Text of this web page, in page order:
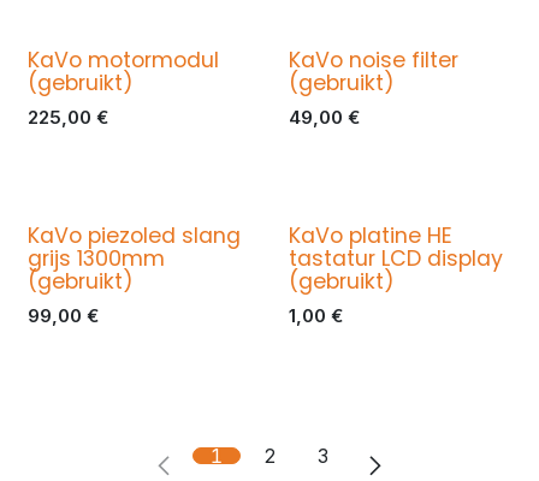
KaVo motormodul
(gebruikt)
225,00 €
KaVo noise filter
(gebruikt)
49,00 €
KaVo piezoled slang
grijs 1300mm
(gebruikt)
99,00 €
KaVo platine HE
tastatur LCD display
(gebruikt)
1,00 €
1 2 3